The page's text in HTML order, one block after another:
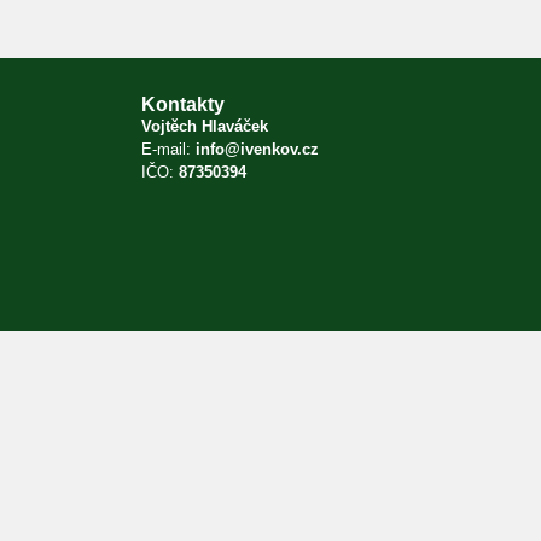
Kontakty
Vojtěch Hlaváček
E-mail: info@ivenkov.cz
IČO: 87350394